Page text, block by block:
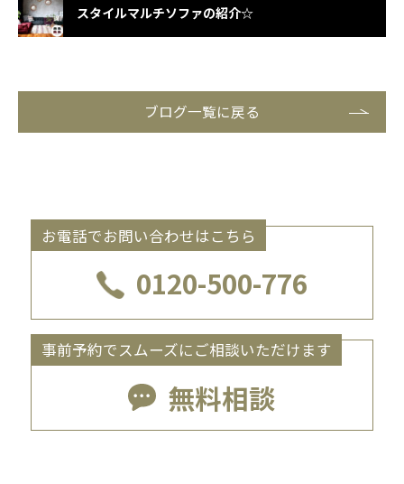
スタイルマルチソファの紹介☆
ブログ一覧に戻る
お電話でお問い合わせはこちら
0120-500-776
事前予約でスムーズにご相談いただけます
無料相談